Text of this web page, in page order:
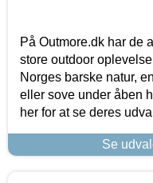
På Outmore.dk har de
store outdoor
Norges barske natur,
eller sove under åben
her for at se deres
Se